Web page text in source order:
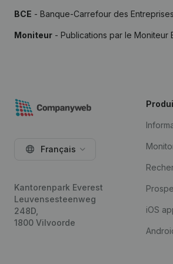
BCE - Banque-Carrefour des Entreprises
Moniteur - Publications par le Moniteur
Français
Kantorenpark Everest
Leuvensesteenweg
248D,
1800 Vilvoorde
iOS